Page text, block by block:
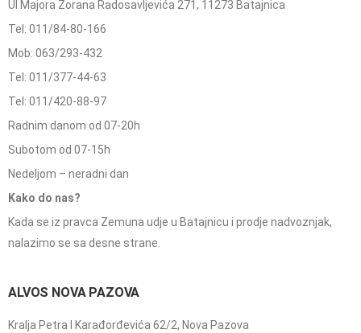
Ul Majora Zorana Radosavljevića 271, 11273 Batajnica
Tel: 011/84-80-166
Mob: 063/293-432
Tel: 011/377-44-63
Tel: 011/420-88-97
Radnim danom od 07-20h
Subotom od 07-15h
Nedeljom – neradni dan
Kako do nas?
Kada se iz pravca Zemuna udje u Batajnicu i prodje nadvoznjak,
nalazimo se sa desne strane.
ALVOS NOVA PAZOVA
Kralja Petra I Karađorđevića 62/2, Nova Pazova